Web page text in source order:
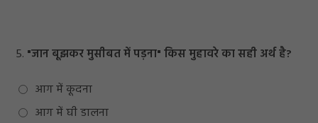
5. "जान बूझकर मुसीबत में पड़ना" किस मुहावरे का सही अर्थ है?
आग में कूदना
आग में घी डालना